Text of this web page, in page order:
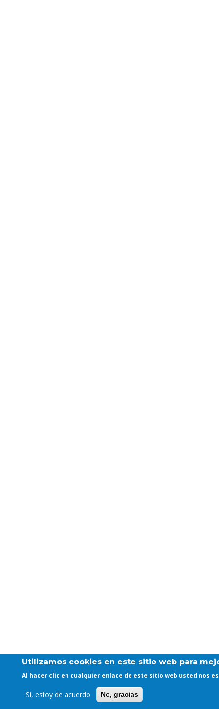
Utilizamos cookies en este sitio web para
Al hacer clic en cualquier enlace de este sitio web usted nos
Sí, estoy de acuerdo No, gracias